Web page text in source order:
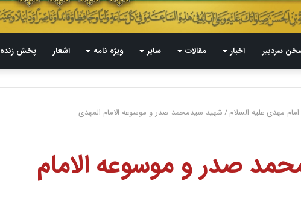
سردبیر اخبار مقالات سایر ویژه نامه اشعار پخش زنده
امام مهدی علیه السلام/شهید سیدمحمد صدر و موسوعه‌ الامام المهدى
صدر و موسوعه‌ الامام